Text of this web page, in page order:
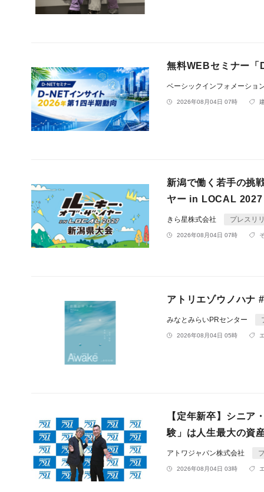
無料WEBセミナー
ベーシックインフォメーショ
2026年08月04日 07時
新潟で働く若手の挑
ヤー in LOCAL 2027
きら星株式会社 プレスリ
2026年08月04日 07時
アトリエゾウノハナ
みなとみらいPRセンター
2026年08月04日 05時
【定年新卒】シニア
験」は人生最大の資
アトワジャパン株式会社
2026年08月04日 03時